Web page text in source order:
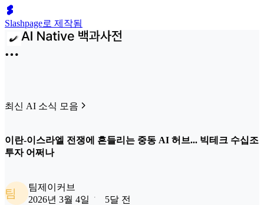
Slashpage로 제작됨
최신 AI 소식 모음
이란-이스라엘 전쟁에 흔들리는 중동 AI 허브... 빅테크 수십조
투자 어쩌나
팀
팀제이커브
2026년 3월 4일
5달 전